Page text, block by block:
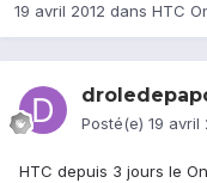
19 avril 2012 dans HTC
Posté(e) 19 avril
HTC depuis 3 jours le